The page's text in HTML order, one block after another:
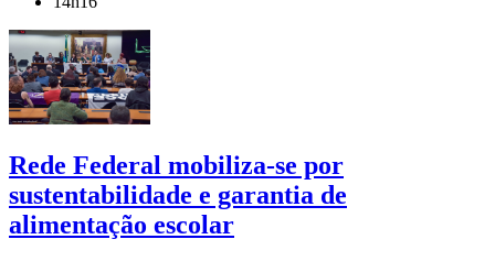
Rede Federal mobiliza-se por
sustentabilidade e garantia de
alimentação escolar